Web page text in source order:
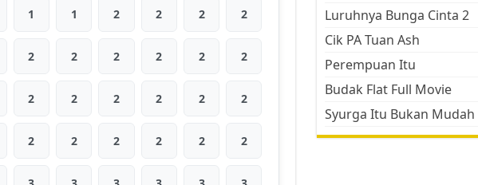
1 1 2 2 2 2
2 2 2 2 2 2
2 2 2 2 2 2
2 2 2 2 2 2
Luruhnya Bunga Cinta 2
Cik PA Tuan Ash
Perempuan Itu
Budak Flat Full Movie
Syurga Itu Bukan Mudah